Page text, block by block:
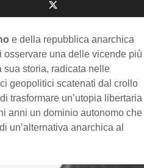
e della repubblica anarchica
osservare una delle vicende più
storia, radicata nelle
geopolitici scatenati dal crollo
trasformare un’utopia libertaria
anni un dominio autonomo che
un’alternativa anarchica al